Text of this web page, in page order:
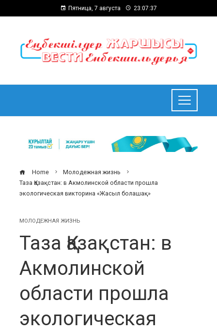
Пятница, 7 августа 23:07:37
Home
Молодежная жизнь
Таза Қазақстан: в Акмолинской области прошла
экологическая викторина «Жасыл болашақ»
МОЛОДЕЖНАЯ ЖИЗНЬ
Таза Қазақстан: в
Акмолинской
области прошла
экологическая